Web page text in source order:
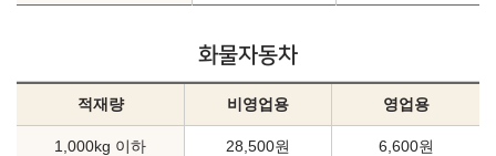
화물자동차
적재량 비영업용 영업용
1,000kg 이하 28,500원 6,600원